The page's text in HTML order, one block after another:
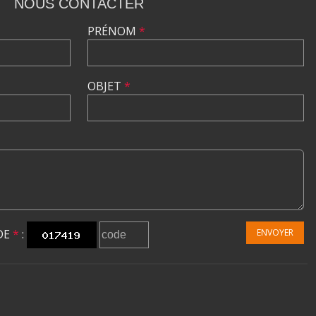
NOUS CONTACTER
PRÉNOM *
OBJET *
* : ENVOYER